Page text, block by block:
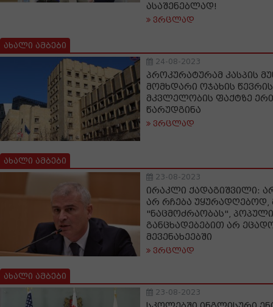
ასაშენებლად!
ვრცლად
ახალი ამბები
24-08-2023
პროკურატურამ კასპის
მომხდარი ოჯახის
მკვლელობის ფაქტზე
წარუდგინა
ვრცლად
ახალი ამბები
23-08-2023
ირაკლი ქადაგიშვილი:
არ რჩება უყურადღებოდ,
"ნაცმოძრაობას",
განცხადებებით არ
მევენახეებში
ვრცლად
ახალი ამბები
23-08-2023